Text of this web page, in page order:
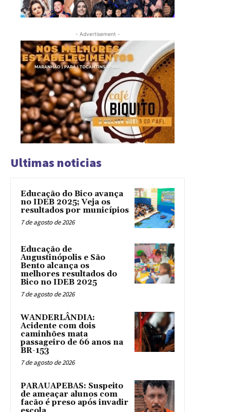
- Advertisement -
Ultimas noticias
Educação do Bico avança
no IDEB 2025; Veja os
resultados por municípios
7 de agosto de 2026
Educação de
Augustinópolis e São
Bento alcança os
melhores resultados do
Bico no IDEB 2025
7 de agosto de 2026
WANDERLÂNDIA:
Acidente com dois
caminhões mata
passageiro de 66 anos na
BR-153
7 de agosto de 2026
PARAUAPEBAS: Suspeito
de ameaçar alunos com
facão é preso após invadir